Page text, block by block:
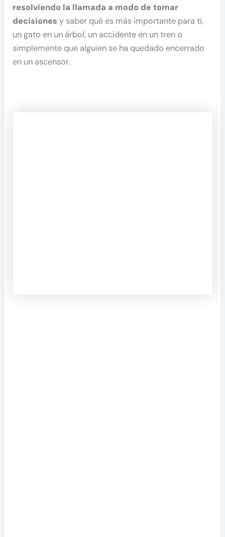
resolviendo la llamada a modo de tomar
decisionesy saber qué es más importante para ti,
un gato en un árbol, un accidente en un tren o
simplemente que alguien se ha quedado encerrado
en un ascensor.